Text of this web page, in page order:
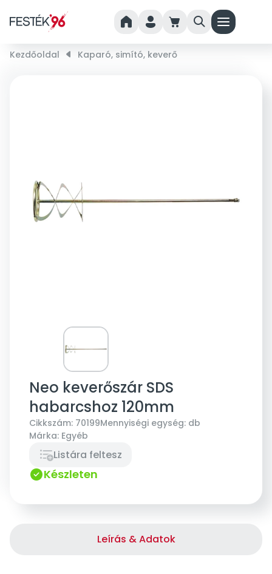
home person cart search menu
Kezdőoldal right_small Kaparó, simító, keverő
Neo keverőszár SDS
habarcshoz 120mm
Cikkszám: 70199Mennyiségi egység: db
Márka: Egyéb
Listára feltesz
Készleten
Leírás & Adatok